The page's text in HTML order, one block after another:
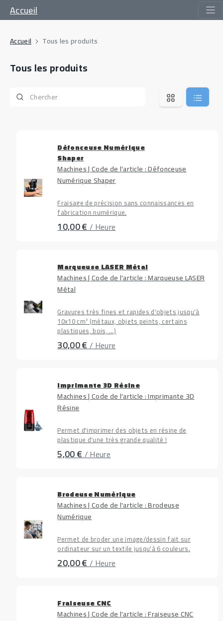
Accueil
Accueil Tous les produits
Tous les produits
Défonceuse Numérique
Shaper
Machines | Code de l'article : Défonceuse
Numérique Shaper
Fraisage de précision sans connaissances en
fabrication numérique.
10,00 €/ Heure
Marqueuse LASER Métal
Machines | Code de l'article : Marqueuse LASER
Métal
Gravures très fines et rapides d'objets jusqu'à
10x10 cm² (métaux, objets peints, certains
plastiques, bois, ...)
30,00 €/ Heure
Imprimante 3D Résine
Machines | Code de l'article : Imprimante 3D
Résine
Permet d'imprimer des objets en résine de
plastique d'une très grande qualité !
5,00 €/ Heure
Brodeuse Numérique
Machines | Code de l'article : Brodeuse
Numérique
Permet de broder une image/dessin fait sur
ordinateur sur un textile jusqu'à 6 couleurs.
20,00 €/ Heure
Fraiseuse CNC
Machines | Code de l'article : Fraiseuse CNC